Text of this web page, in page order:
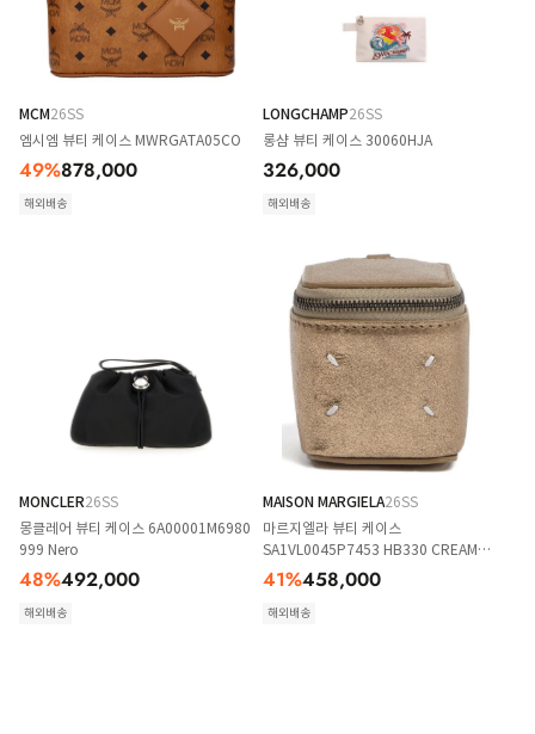
MCM26SS
엠시엠 뷰티 케이스 MWRGATA05CO
49%878,000
해외배송
LONGCHAMP26SS
롱샴 뷰티 케이스 30060HJA
326,000
해외배송
MONCLER26SS
몽클레어 뷰티 케이스 6A00001M6980
999 Nero
48%492,000
해외배송
MAISON MARGIELA26SS
마르지엘라 뷰티 케이스
SA1VL0045P7453 HB330 CREAM
GOLD
41%458,000
해외배송